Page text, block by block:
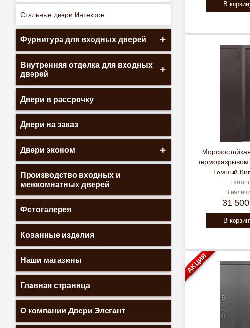
Стальные двери Интекрон
Фурнитура для входных дверей
Внутренняя отделка для входных
дверей
Двери в рассрочку
Двери на заказ
Двери эконом
Производство входных и
межкомнатных дверей
Фотогалерея
Кованные изделия
Наши магазины
Главная страница
О компании Двери Элегант
В
терморазрывом
Темный
Ferroni
В
31
В
АКЦИЯ